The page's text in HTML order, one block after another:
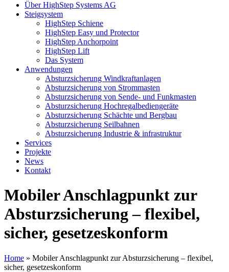
Über HighStep Systems AG
Steigsystem
HighStep Schiene
HighStep Easy und Protector
HighStep Anchorpoint
HighStep Lift
Das System
Anwendungen
Absturzsicherung Windkraftanlagen
Absturzsicherung von Strommasten
Absturzsicherung von Sende- und Funkmasten
Absturzsicherung Hochregalbediengeräte
Absturzsicherung Schächte und Bergbau
Absturzsicherung Seilbahnen
Absturzsicherung Industrie & infrastruktur
Services
Projekte
News
Kontakt
Mobiler Anschlagpunkt zur
Absturzsicherung – flexibel,
sicher, gesetzeskonform
Home » Mobiler Anschlagpunkt zur Absturzsicherung – flexibel,
sicher, gesetzeskonform